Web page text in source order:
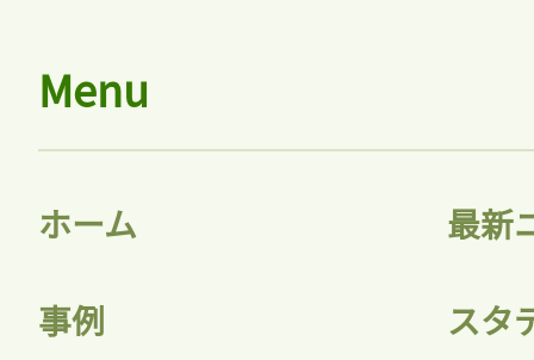
Menu
ホーム 最新
事例 スタ